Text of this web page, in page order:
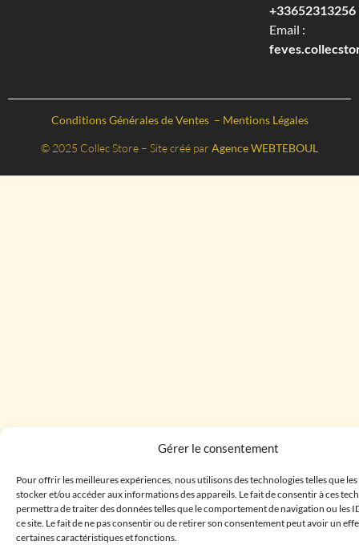
Gérer le consentement
Pour offrir les meilleures expériences, nous utilisons des technologies telles que
stocker et/ou accéder aux informations des appareils. Le fait de consentir à ces
permettra de traiter des données telles que le comportement de navigation ou les
ce site. Le fait de ne pas consentir ou de retirer son consentement peut avoir un
certaines caractéristiques et fonctions.
+33652313256‬
Email :
Conditions Générales de Ventes – Mentions Légales
© 2025 Collec Store – Site créé par Agence WEBTEBOUL